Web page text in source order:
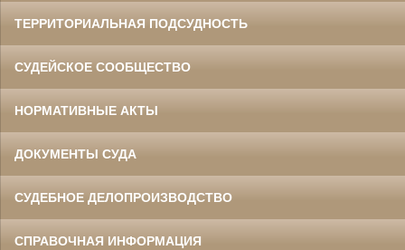
ТЕРРИТОРИАЛЬНАЯ ПОДСУДНОСТЬ
СУДЕЙСКОЕ СООБЩЕСТВО
НОРМАТИВНЫЕ АКТЫ
ДОКУМЕНТЫ СУДА
СУДЕБНОЕ ДЕЛОПРОИЗВОДСТВО
СПРАВОЧНАЯ ИНФОРМАЦИЯ